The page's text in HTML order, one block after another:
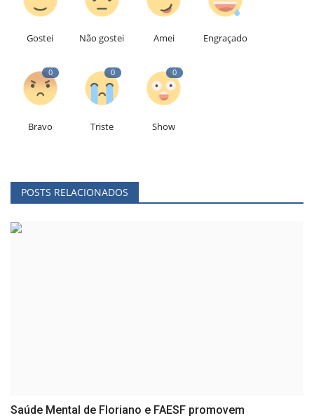
Gostei Não gostei Amei Engraçado
0
Bravo
0
Triste
0
Show
POSTS RELACIONADOS
Saúde Mental de Floriano e FAESF promovem